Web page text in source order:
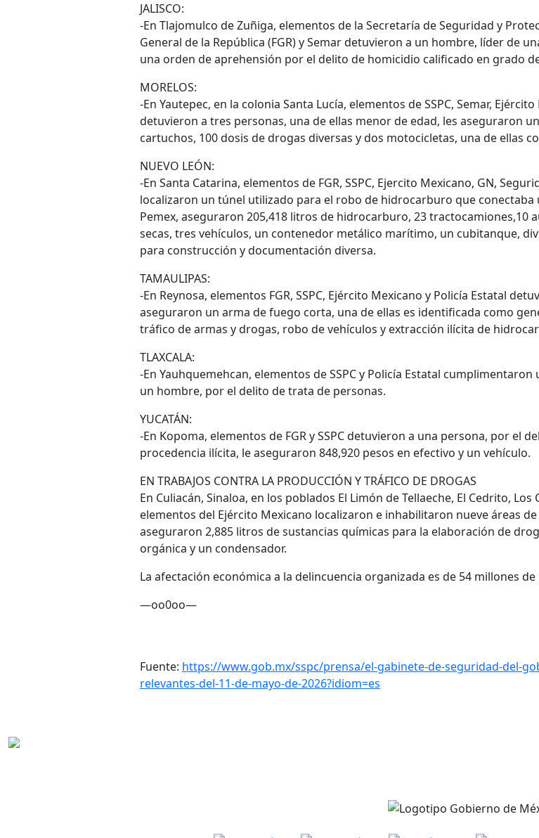
JALISCO:
-En Tlajomulco de Zuñiga, elementos de la Secretaría de Seguridad y
General de la República (FGR) y Semar detuvieron a un hombre, líder de
una orden de aprehensión por el delito de homicidio calificado en grado
MORELOS:
-En Yautepec, en la colonia Santa Lucía, elementos de SSPC, Semar,
detuvieron a tres personas, una de ellas menor de edad, les aseguraron
cartuchos, 100 dosis de drogas diversas y dos motocicletas, una de ellas
NUEVO LEÓN:
-En Santa Catarina, elementos de FGR, SSPC, Ejercito Mexicano, GN,
localizaron un túnel utilizado para el robo de hidrocarburo que
Pemex, aseguraron 205,418 litros de hidrocarburo, 23 tractocamiones,10
secas, tres vehículos, un contenedor metálico marítimo, un cubitanque,
para construcción y documentación diversa.
TAMAULIPAS:
-En Reynosa, elementos FGR, SSPC, Ejército Mexicano y Policía Estatal
aseguraron un arma de fuego corta, una de ellas es identificada como
tráfico de armas y drogas, robo de vehículos y extracción ilícita de
TLAXCALA:
-En Yauhquemehcan, elementos de SSPC y Policía Estatal
un hombre, por el delito de trata de personas.
YUCATÁN:
-En Kopoma, elementos de FGR y SSPC detuvieron a una persona, por el
procedencia ilícita, le aseguraron 848,920 pesos en efectivo y un vehículo.
EN TRABAJOS CONTRA LA PRODUCCIÓN Y TRÁFICO DE DROGAS
En Culiacán, Sinaloa, en los poblados El Limón de Tellaeche, El Cedrito, Los
elementos del Ejército Mexicano localizaron e inhabilitaron nueve áreas
aseguraron 2,885 litros de sustancias químicas para la elaboración de
orgánica y un condensador.
La afectación económica a la delincuencia organizada es de 54 millones de
—oo0oo—
Fuente: https://www.gob.mx/sspc/prensa/el-gabinete-de-seguridad-del-
relevantes-del-11-de-mayo-de-2026?idiom=es